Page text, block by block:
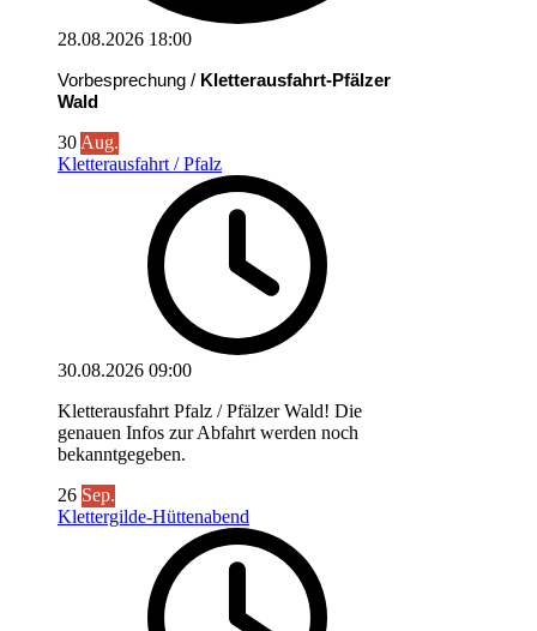
28.08.2026 18:00
Vorbesprechung / Kletterausfahrt-Pfälzer
Wald
30Aug.
Kletterausfahrt / Pfalz
30.08.2026 09:00
Kletterausfahrt Pfalz / Pfälzer Wald! Die
genauen Infos zur Abfahrt werden noch
bekanntgegeben.
26 Sep.
Klettergilde-Hüttenabend